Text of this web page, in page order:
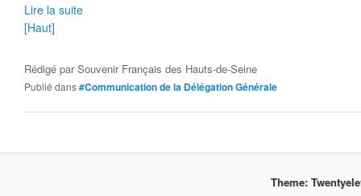
Lire la suite
[Haut]
Rédigé parSouvenir Français des Hauts-de-Seine
Publié dans#Communication de la Délégation Générale
Theme: